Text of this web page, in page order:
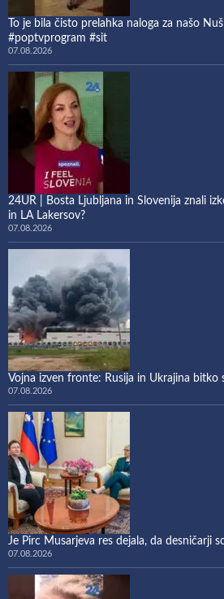
To je bila čisto prelahka naloga za našo
#poptvprogram #sit
07.08.2026
24UR | Bosta Ljubljana in Slovenija znali
in LA Lakersov?
07.08.2026
Vojna izven fronte: Rusija in Ukrajina bitko
07.08.2026
Je Pirc Musarjeva res dejala, da desničarji
07.08.2026